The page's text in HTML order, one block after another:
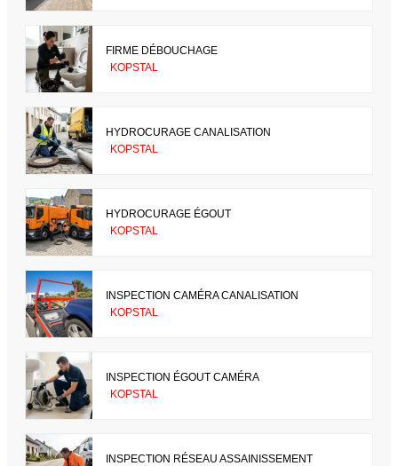
FIRME DÉBOUCHAGE
KOPSTAL
HYDROCURAGE CANALISATION
KOPSTAL
HYDROCURAGE ÉGOUT
KOPSTAL
INSPECTION CAMÉRA CANALISATION
KOPSTAL
INSPECTION ÉGOUT CAMÉRA
KOPSTAL
INSPECTION RÉSEAU ASSAINISSEMENT